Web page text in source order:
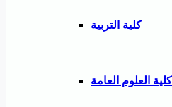
كلية التربية
كلية العلوم العامة